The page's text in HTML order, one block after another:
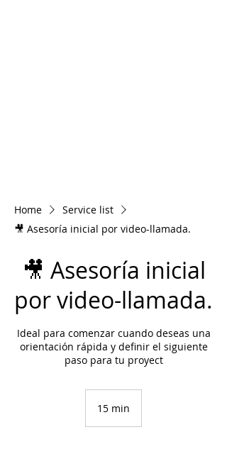
Home
Service list
🎥 Asesoría inicial por video-llamada.
🎥 Asesoría inicial
por video-llamada.
Ideal para comenzar cuando deseas una
orientación rápida y definir el siguiente
paso para tu proyect
15 min